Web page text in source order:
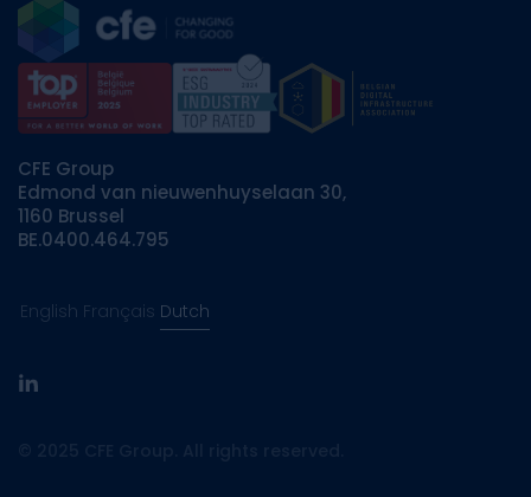
CFE Group
Edmond van nieuwenhuyselaan 30,
1160 Brussel
BE.0400.464.795
English Français Dutch
linkedin